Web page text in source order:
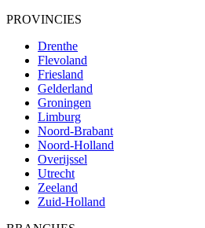
PROVINCIES
Drenthe
Flevoland
Friesland
Gelderland
Groningen
Limburg
Noord-Brabant
Noord-Holland
Overijssel
Utrecht
Zeeland
Zuid-Holland